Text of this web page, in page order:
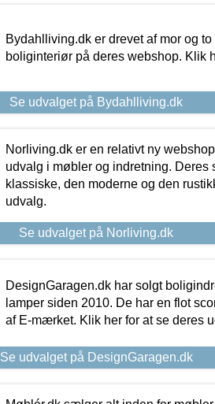
Bydahlliving.dk er drevet af mor og
boliginteriør på deres webshop. Klik
Se udvalget på Bydahlliving.dk
Norliving.dk er en relativt ny
udvalg i møbler og indretning. Deres
klassiske, den moderne og den
udvalg.
Se udvalget på Norliving.dk
DesignGaragen.dk har solgt
lamper siden 2010. De har en flot
af E-mærket. Klik her for at se deres
Se udvalget på DesignGaragen.dk